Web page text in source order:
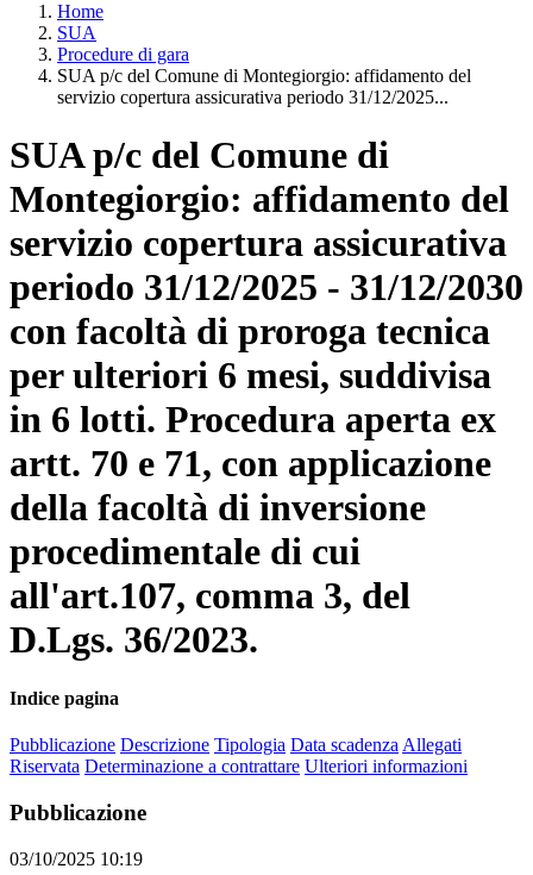
Home
SUA
Procedure di gara
SUA p/c del Comune di Montegiorgio: affidamento del
servizio copertura assicurativa periodo 31/12/2025...
SUA p/c del Comune di
Montegiorgio: affidamento del
servizio copertura assicurativa
periodo 31/12/2025 - 31/12/2030
con facoltà di proroga tecnica
per ulteriori 6 mesi, suddivisa
in 6 lotti. Procedura aperta ex
artt. 70 e 71, con applicazione
della facoltà di inversione
procedimentale di cui
all'art.107, comma 3, del
D.Lgs. 36/2023.
Indice pagina
Pubblicazione Descrizione Tipologia Data scadenza Allegati
Riservata Determinazione a contrattare Ulteriori informazioni
Pubblicazione
03/10/2025 10:19